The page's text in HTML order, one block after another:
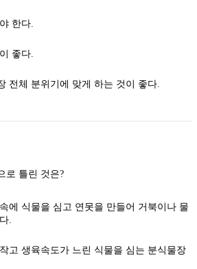
한다.
좋다.
전체 분위기에 맞게 하는 것이 좋다.
에 식물을 심고 연못을 만들어 거북이나 물
.
고 생육속도가 느린 식물을 심는 분식물장